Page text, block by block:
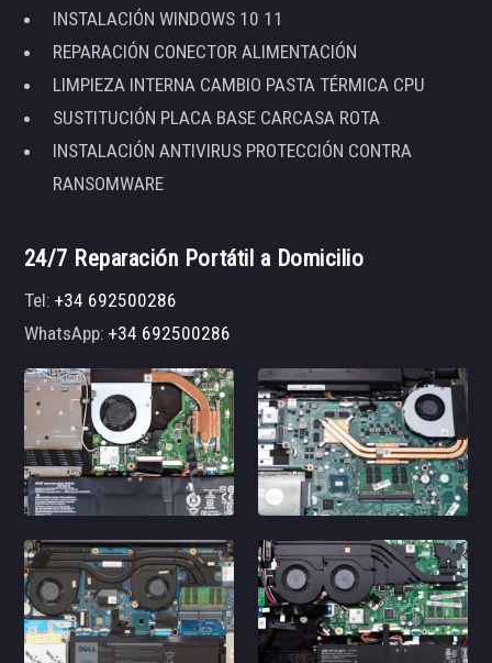
INSTALACIÓN WINDOWS 10 11
REPARACIÓN CONECTOR ALIMENTACIÓN
LIMPIEZA INTERNA CAMBIO PASTA TÉRMICA CPU
SUSTITUCIÓN PLACA BASE CARCASA ROTA
INSTALACIÓN ANTIVIRUS PROTECCIÓN CONTRA
RANSOMWARE
24/7 Reparación Portátil a Domicilio
Tel:+34 692500286
WhatsApp:+34 692500286